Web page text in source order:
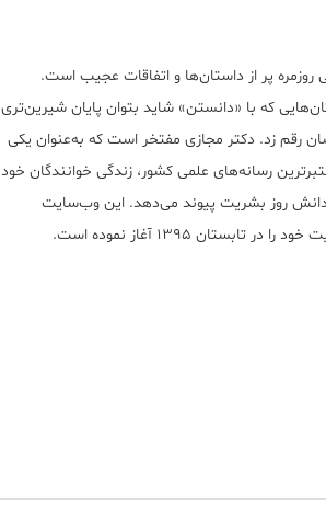
روزمره پر از داستان‌ها و اتفاقات عجیب است.
که با «دانستن» شاید بتوان پایان شیرین‌تری
رقم زد. دکتر مجازی مفتخر است که به‌عنوان یکی
رسانه‌های علمی کشور، زندگی خوانندگان خود
دانش روز بشریت پیوند می‌دهد. این وب‌سایت
را در تابستان ۱۳۹۵ آغاز نموده است.